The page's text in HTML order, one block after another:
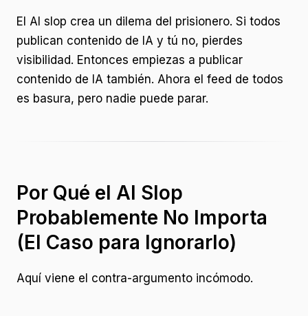
El AI slop crea un dilema del prisionero. Si todos
publican contenido de IA y tú no, pierdes
visibilidad. Entonces empiezas a publicar
contenido de IA también. Ahora el feed de todos
es basura, pero nadie puede parar.
Por Qué el AI Slop
Probablemente No Importa
(El Caso para Ignorarlo)
Aquí viene el contra-argumento incómodo.